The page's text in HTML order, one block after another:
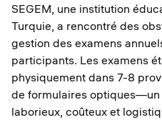
SEGEM, une institution
Turquie, a rencontré des
gestion des examens
participants. Les examens
physiquement dans 7-8
de formulaires
laborieux, coûteux et